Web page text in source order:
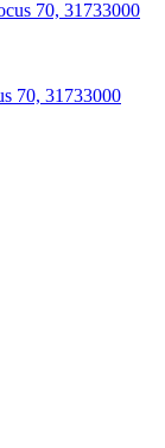
70, 31733000